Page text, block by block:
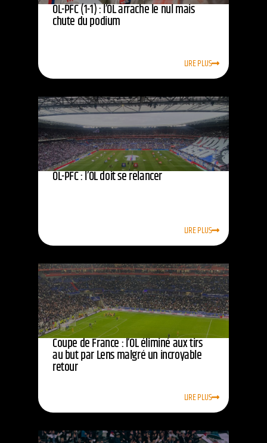
OL-PFC (1-1) : l’OL arrache le nul mais
chute du podium
LIRE PLUS
OL-PFC : l’OL doit se relancer
LIRE PLUS
Coupe de France : l’OL éliminé aux tirs
au but par Lens malgré un incroyable
retour
LIRE PLUS